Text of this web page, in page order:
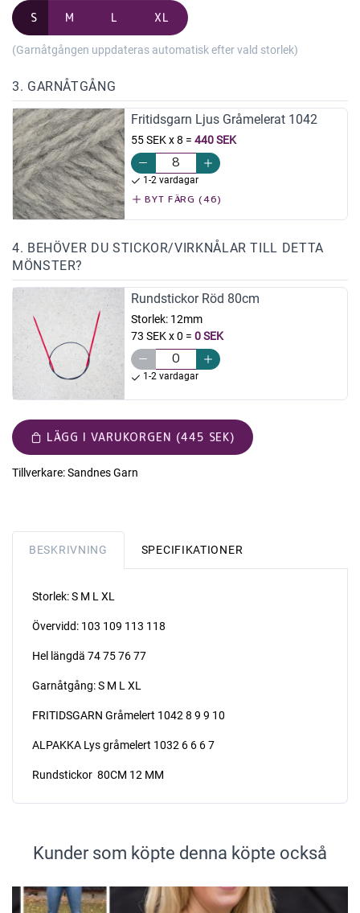
S M L XL
(Garnåtgången uppdateras automatisk efter vald storlek)
3. GARNÅTGÅNG
Fritidsgarn Ljus Gråmelerat 1042
55 SEK x 8 = 440 SEK
1-2 vardagar
BYT FÄRG (46)
4. BEHÖVER DU STICKOR/VIRKNÅLAR TILL DETTA
MÖNSTER?
Rundstickor Röd 80cm
Storlek: 12mm
73 SEK x 0 = 0 SEK
1-2 vardagar
LÄGG I VARUKORGEN (445 SEK)
Tillverkare:Sandnes Garn
BESKRIVNING SPECIFIKATIONER
Storlek: S M L XL
Övervidd: 103 109 113 118
Hel längdä 74 75 76 77
Garnåtgång: S M L XL
FRITIDSGARN Gråmelert 1042 8 9 9 10
ALPAKKA Lys gråmelert 1032 6 6 6 7
Rundstickor 80CM 12 MM
Kunder som köpte denna köpte också